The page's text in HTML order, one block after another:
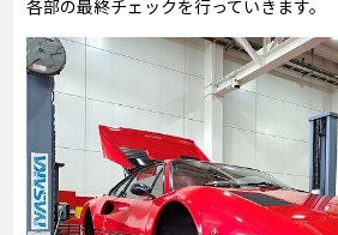
各部の最終チェックを行っていきます。